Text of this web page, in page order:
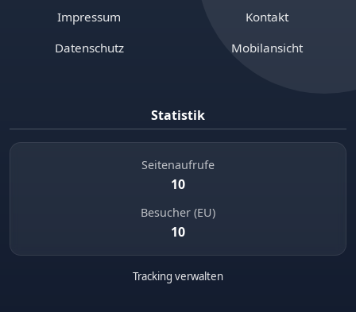
Impressum
Datenschutz
Kontakt
Mobilansicht
Statistik
Seitenaufrufe
10
Besucher (EU)
10
Tracking verwalten